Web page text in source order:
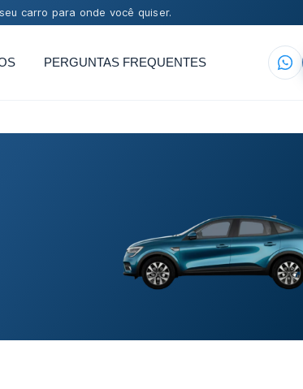
carro para onde você quiser.
PERGUNTAS FREQUENTES